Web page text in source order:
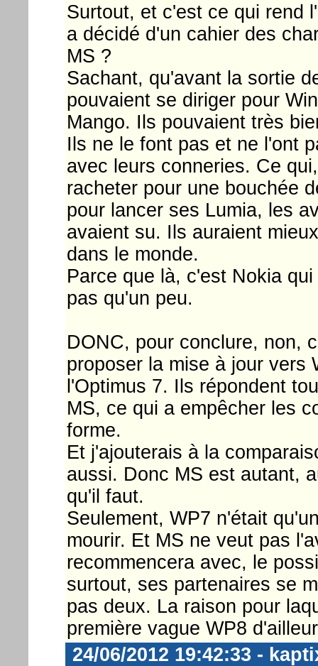
Surtout, et c'est ce qui rend
a décidé d'un cahier des
MS ?
Sachant, qu'avant la sortie
pouvaient se diriger pour
Mango. Ils pouvaient très
Ils ne le font pas et ne l'ont
avec leurs conneries. Ce
racheter pour une bouchée
pour lancer ses Lumia, les
avaient su. Ils auraient
dans le monde.
Parce que là, c'est Nokia
pas qu'un peu.
DONC, pour conclure, non,
proposer la mise à jour vers
l'Optimus 7. Ils répondent
MS, ce qui a empêcher les
forme.
Et j'ajouterais à la
aussi. Donc MS est autant,
qu'il faut.
Seulement, WP7 n'était
mourir. Et MS ne veut pas
recommencera avec, le
surtout, ses partenaires se
pas deux. La raison pour
première vague WP8
24/06/2012 19:42:33 -